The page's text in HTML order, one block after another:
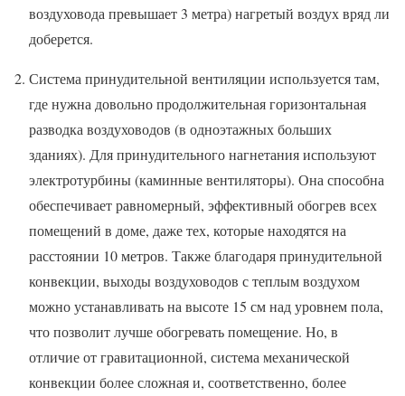
воздуховода превышает 3 метра) нагретый воздух вряд ли
доберется.
Система принудительной вентиляции используется там,
где нужна довольно продолжительная горизонтальная
разводка воздуховодов (в одноэтажных больших
зданиях). Для принудительного нагнетания используют
электротурбины (каминные вентиляторы). Она способна
обеспечивает равномерный, эффективный обогрев всех
помещений в доме, даже тех, которые находятся на
расстоянии 10 метров. Также благодаря принудительной
конвекции, выходы воздуховодов с теплым воздухом
можно устанавливать на высоте 15 см над уровнем пола,
что позволит лучше обогревать помещение. Но, в
отличие от гравитационной, система механической
конвекции более сложная и, соответственно, более